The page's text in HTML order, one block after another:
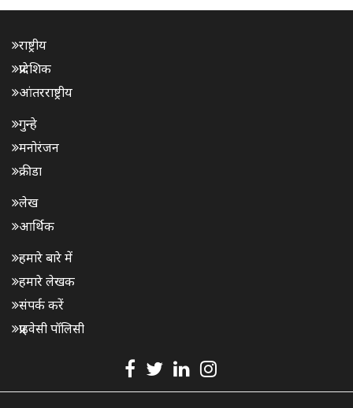
राष्ट्रीय
प्रादेशिक
आंतरराष्ट्रीय
गुन्हे
मनोरंजन
क्रीडा
लेख
आर्थिक
हमारे बारे में
हमारे लेखक
संपर्क करें
प्राइवेसी पॉलिसी